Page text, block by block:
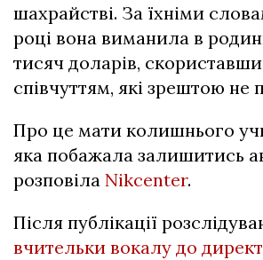
шахрайстві. За їхніми
році вона виманила в
тисяч доларів,
співчуттям, які зрештою не
Про це мати колишнього
яка побажала залишитись
розповіла Nikcenter.
Після публікації
вчительки вокалу до